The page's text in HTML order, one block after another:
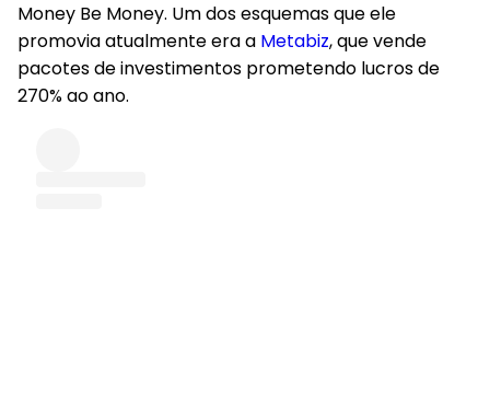
Money Be Money. Um dos esquemas que ele
promovia atualmente era a Metabiz, que vende
pacotes de investimentos prometendo lucros de
270% ao ano.